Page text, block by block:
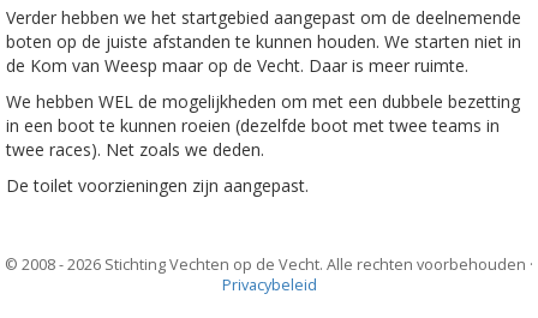
Verder hebben we het startgebied aangepast om de deelnemende
boten op de juiste afstanden te kunnen houden. We starten niet in
de Kom van Weesp maar op de Vecht. Daar is meer ruimte.
We hebben WEL de mogelijkheden om met een dubbele bezetting
in een boot te kunnen roeien (dezelfde boot met twee teams in
twee races). Net zoals we deden.
De toilet voorzieningen zijn aangepast.
© 2008 - 2026 Stichting Vechten op de Vecht. Alle rechten voorbehouden ·
Privacybeleid